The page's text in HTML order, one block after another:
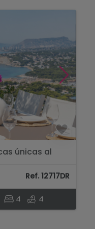
únicas al
Ref. 12717DR
4 4